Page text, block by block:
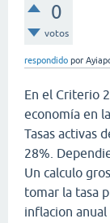
0
votos
respondido por
En el Criterio
economía en
Tasas activas
28%.
Un calculo
tomar la tasa
inflacion anual